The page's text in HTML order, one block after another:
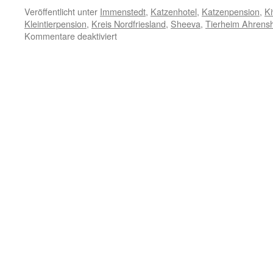
Veröffentlicht unter Immenstedt, Katzenhotel, Katzenpension,
Kleintierpension, Kreis Nordfriesland, Sheeva, Tierheim
Kommentare deaktiviertfür